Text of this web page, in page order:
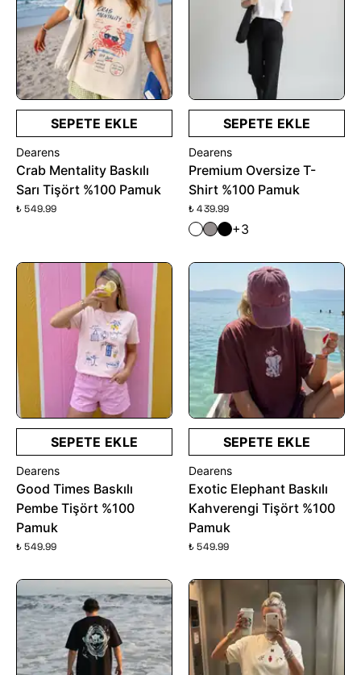
SEPETE EKLE
Dearens
Crab Mentality Baskılı
Sarı Tişört %100 Pamuk
₺ 549.99
SEPETE EKLE
Dearens
Premium Oversize T-
Shirt %100 Pamuk
₺ 439.99
+3
SEPETE EKLE
Dearens
Good Times Baskılı
Pembe Tişört %100
Pamuk
₺ 549.99
SEPETE EKLE
Dearens
Exotic Elephant Baskılı
Kahverengi Tişört %100
Pamuk
₺ 549.99